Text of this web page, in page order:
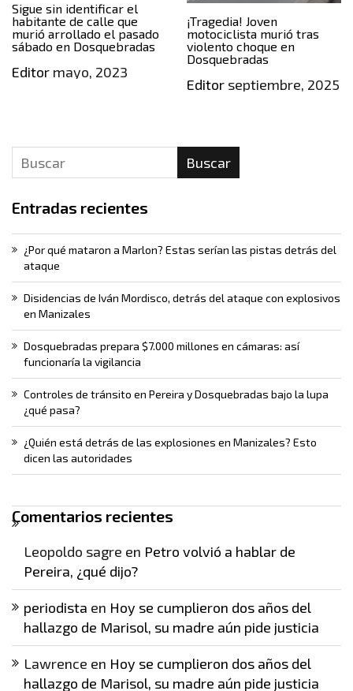
Sigue sin identificar el
habitante de calle que
murió arrollado el pasado
sábado en Dosquebradas
Editor mayo, 2023
¡Tragedia! Joven
motociclista murió tras
violento choque en
Dosquebradas
Editorseptiembre, 2025
Buscar
Entradas recientes
¿Por qué mataron a Marlon? Estas serían las pistas detrás del
ataque
Disidencias de Iván Mordisco, detrás del ataque con explosivos
en Manizales
Dosquebradas prepara $7.000 millones en cámaras: así
funcionaría la vigilancia
Controles de tránsito en Pereira y Dosquebradas bajo la lupa
¿qué pasa?
¿Quién está detrás de las explosiones en Manizales? Esto
dicen las autoridades
Comentarios recientes
Leopoldo sagre en Petro volvió a hablar de
Pereira, ¿qué dijo?
periodista en Hoy se cumplieron dos años del
hallazgo de Marisol, su madre aún pide justicia
Lawrence en Hoy se cumplieron dos años del
hallazgo de Marisol, su madre aún pide justicia